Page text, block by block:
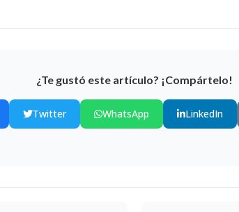
¿Te gustó este artículo? ¡Compártelo!
Twitter WhatsApp LinkedIn